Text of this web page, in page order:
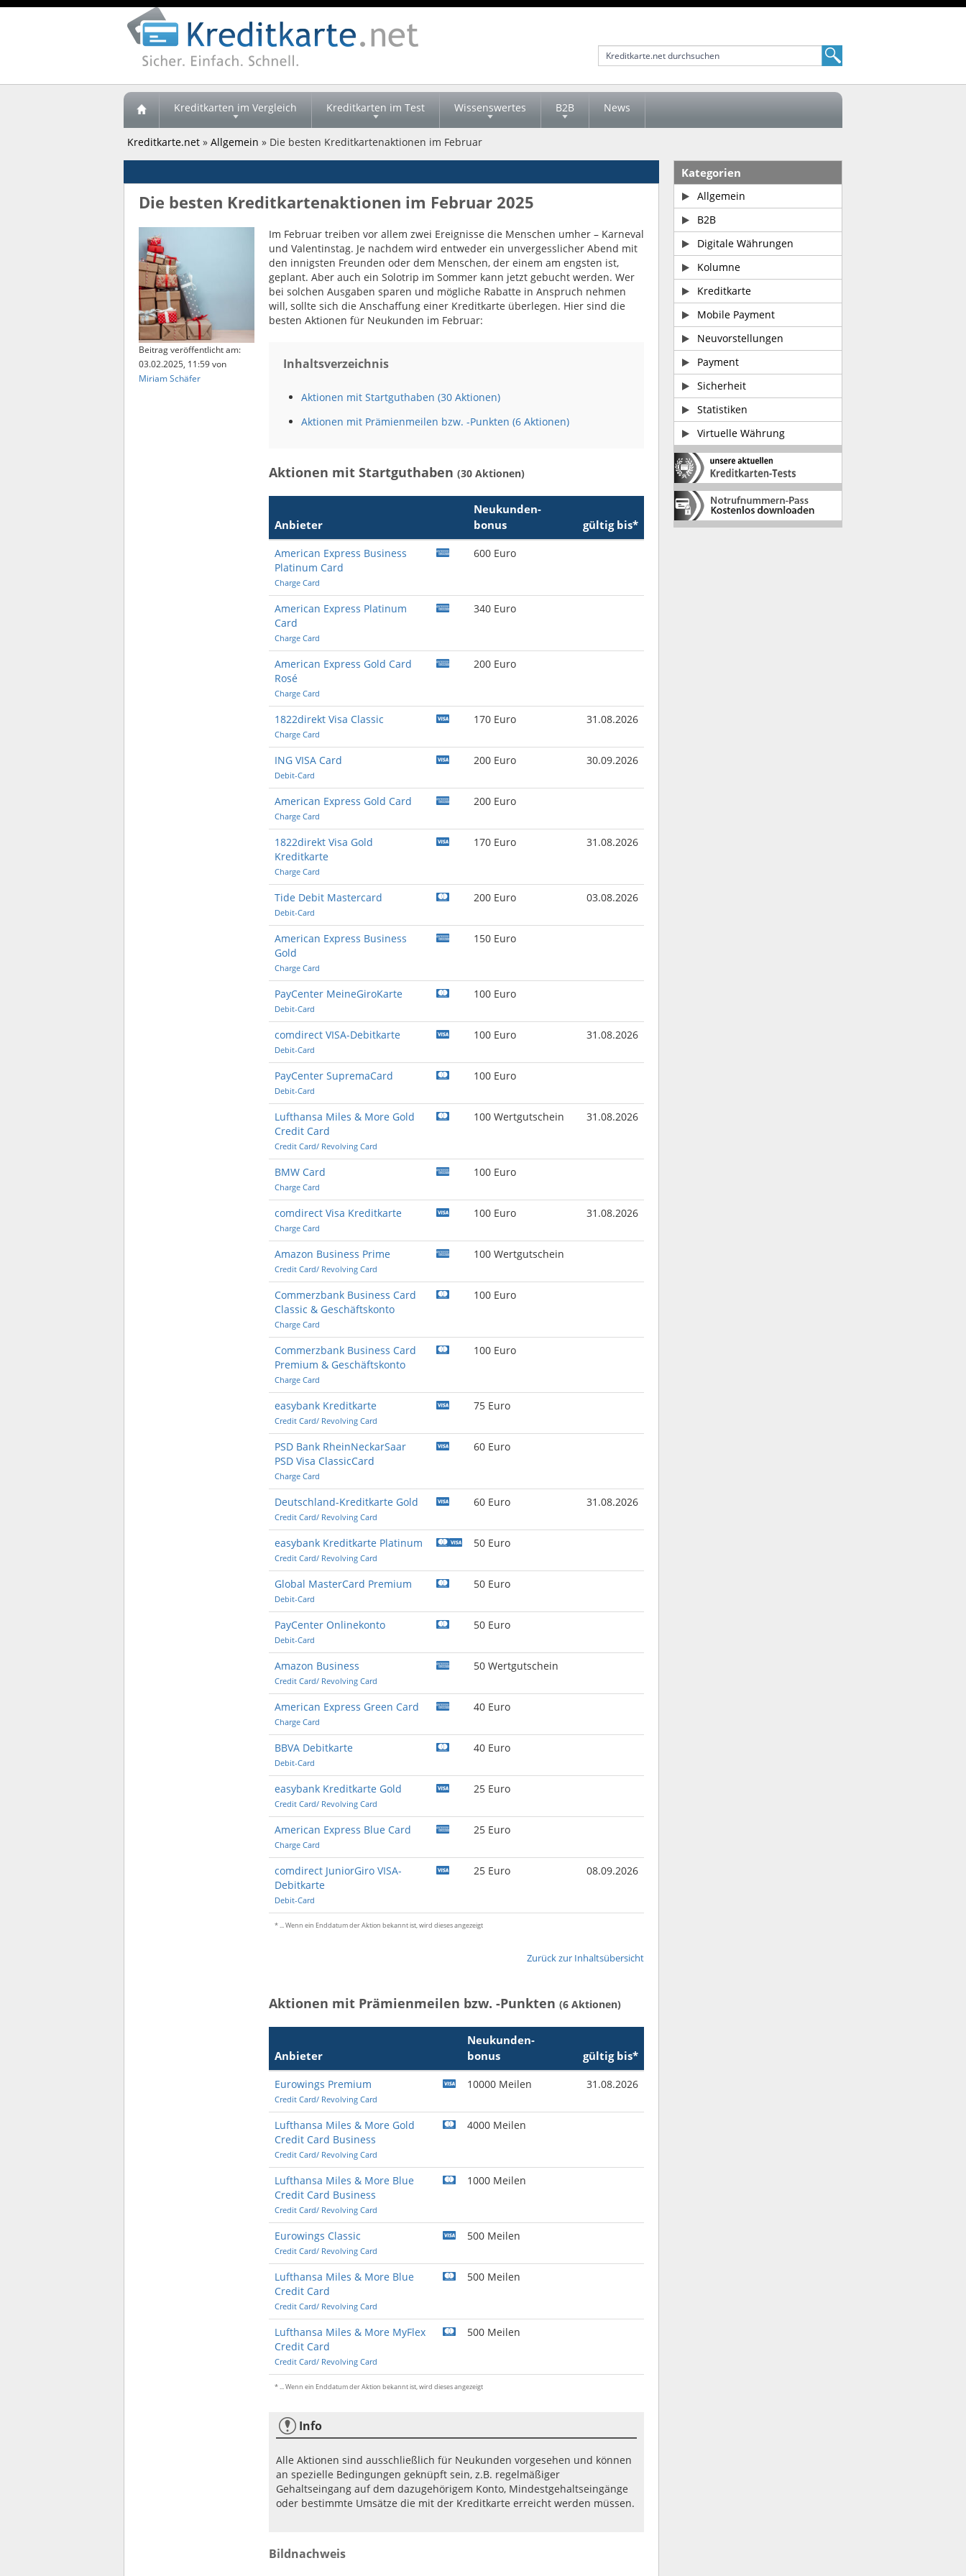
Kreditkarten im Vergleich Kreditkarten im Test Wissenswertes B2B News
Kreditkarte.net » Allgemein » Die besten Kreditkartenaktionen im Februar
Die besten Kreditkartenaktionen im Februar 2025
Beitrag veröffentlicht am:
03.02.2025, 11:59von
Miriam Schäfer
Im Februar treiben vor allem zwei Ereignisse die Menschen umher – Karneval
und Valentinstag. Je nachdem wird entweder ein unvergesslicher Abend mit
den innigsten Freunden oder dem Menschen, der einem am engsten ist,
geplant. Aber auch ein Solotrip im Sommer kann jetzt gebucht werden. Wer
bei solchen Ausgaben sparen und mögliche Rabatte in Anspruch nehmen
will, sollte sich die Anschaffung einer Kreditkarte überlegen. Hier sind die
besten Aktionen für Neukunden im Februar:
Inhaltsverzeichnis
Aktionen mit Startguthaben (30 Aktionen)
Aktionen mit Prämienmeilen bzw. -Punkten (6 Aktionen)
Aktionen mit Startguthaben (30 Aktionen)
Anbieter
Neukunden­
bonus
gültig bis*
American Express Business
Platinum Card
Charge Card
600 Euro
American Express Platinum
Card
Charge Card
340 Euro
American Express Gold Card
Rosé
Charge Card
200 Euro
1822direkt Visa Classic
Charge Card
170 Euro 31.08.2026
ING VISA Card
Debit-Card
200 Euro 30.09.2026
American Express Gold Card
Charge Card
200 Euro
1822direkt Visa Gold
Kreditkarte
Charge Card
170 Euro 31.08.2026
Tide Debit Mastercard
Debit-Card
200 Euro 03.08.2026
American Express Business
Gold
Charge Card
150 Euro
PayCenter MeineGiroKarte
Debit-Card
100 Euro
comdirect VISA-Debitkarte
Debit-Card
100 Euro 31.08.2026
PayCenter SupremaCard
Debit-Card
100 Euro
Lufthansa Miles & More Gold
Credit Card
Credit Card/ Revolving Card
100 Wertgutschein 31.08.2026
BMW Card
Charge Card
100 Euro
comdirect Visa Kreditkarte
Charge Card
100 Euro 31.08.2026
Amazon Business Prime
Credit Card/ Revolving Card
100 Wertgutschein
Commerzbank Business Card
Classic & Geschäftskonto
Charge Card
100 Euro
Commerzbank Business Card
Premium & Geschäftskonto
Charge Card
100 Euro
easybank Kreditkarte
Credit Card/ Revolving Card
75 Euro
PSD Bank RheinNeckarSaar
PSD Visa ClassicCard
Charge Card
60 Euro
Deutschland-Kreditkarte Gold
Credit Card/ Revolving Card
60 Euro 31.08.2026
easybank Kreditkarte Platinum
Credit Card/ Revolving Card
50 Euro
Global MasterCard Premium
Debit-Card
50 Euro
PayCenter Onlinekonto
Debit-Card
50 Euro
Amazon Business
Credit Card/ Revolving Card
50 Wertgutschein
American Express Green Card
Charge Card
40 Euro
BBVA Debitkarte
Debit-Card
40 Euro
easybank Kreditkarte Gold
Credit Card/ Revolving Card
25 Euro
American Express Blue Card
Charge Card
25 Euro
comdirect JuniorGiro VISA-
Debitkarte
Debit-Card
25 Euro 08.09.2026
* ... Wenn ein Enddatum der Aktion bekannt ist, wird dieses angezeigt
Zurück zur Inhaltsübersicht
Aktionen mit Prämienmeilen bzw. -Punkten (6 Aktionen)
Anbieter
Neukunden­
bonus
gültig bis*
Eurowings Premium
Credit Card/ Revolving Card
10000 Meilen 31.08.2026
Lufthansa Miles & More Gold
Credit Card Business
Credit Card/ Revolving Card
4000 Meilen
Lufthansa Miles & More Blue
Credit Card Business
Credit Card/ Revolving Card
1000 Meilen
Eurowings Classic
Credit Card/ Revolving Card
500 Meilen
Lufthansa Miles & More Blue
Credit Card
Credit Card/ Revolving Card
500 Meilen
Lufthansa Miles & More MyFlex
Credit Card
Credit Card/ Revolving Card
500 Meilen
* ... Wenn ein Enddatum der Aktion bekannt ist, wird dieses angezeigt
Info
Alle Aktionen sind ausschließlich für Neukunden vorgesehen und können
an spezielle Bedingungen geknüpft sein, z.B. regelmäßiger
Gehaltseingang auf dem dazugehörigem Konto, Mindestgehaltseingänge
oder bestimmte Umsätze die mit der Kreditkarte erreicht werden müssen.
Bildnachweis
Kategorien
Allgemein
B2B
Digitale Währungen
Kolumne
Kreditkarte
Mobile Payment
Neuvorstellungen
Payment
Sicherheit
Statistiken
Virtuelle Währung